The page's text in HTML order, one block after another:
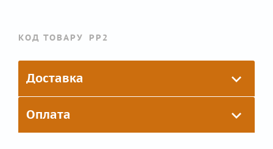
КОД ТОВАРУ PP2
Доставка
Оплата